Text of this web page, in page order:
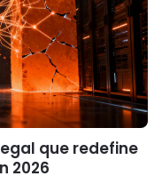
que redefine
2026